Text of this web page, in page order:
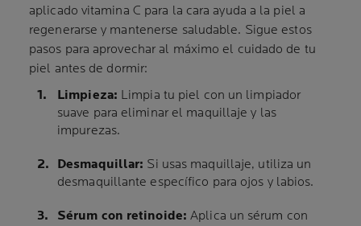
aplicado vitamina C para la cara ayuda a la piel a
regenerarse y mantenerse saludable. Sigue estos
pasos para aprovechar al máximo el cuidado de tu
piel antes de dormir:
Limpieza: Limpia tu piel con un limpiador
suave para eliminar el maquillaje y las
impurezas.
Desmaquillar: Si usas maquillaje, utiliza un
desmaquillante específico para ojos y labios.
Sérum con retinoide: Aplica un sérum con